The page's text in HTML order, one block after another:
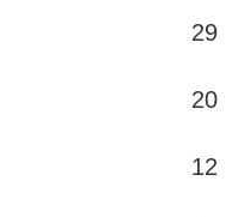
29
20
12